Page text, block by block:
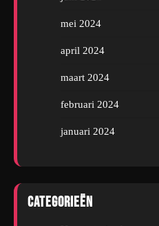
mei 2024
april 2024
maart 2024
februari 2024
januari 2024
Categorieën